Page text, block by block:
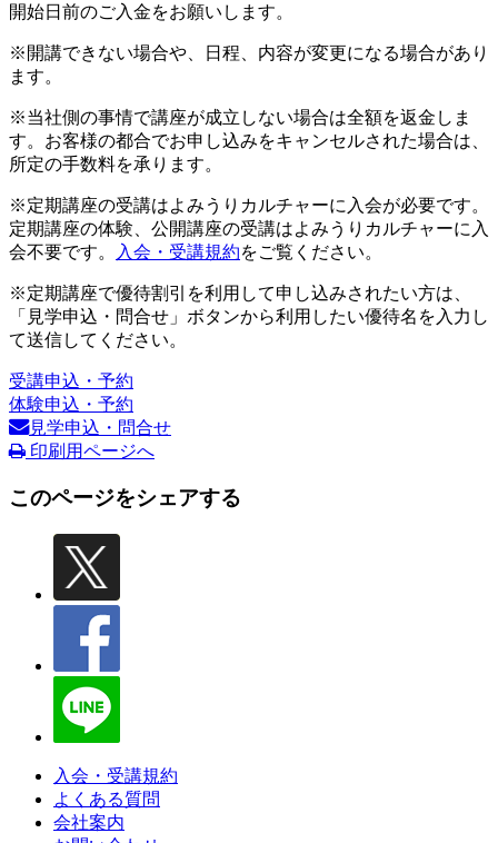
開始日前のご入金をお願いします。
※開講できない場合や、日程、内容が変更になる場合があり
ます。
※当社側の事情で講座が成立しない場合は全額を返金しま
す。お客様の都合でお申し込みをキャンセルされた場合は、
所定の手数料を承ります。
※定期講座の受講はよみうりカルチャーに入会が必要です。
定期講座の体験、公開講座の受講はよみうりカルチャーに入
会不要です。
入会・受講規約をご覧ください。
※定期講座で優待割引を利用して申し込みされたい方は、
「見学申込・問合せ」ボタンから利用したい優待名を入力し
て送信してください。
受講申込・予約
体験申込・予約
見学申込・問合せ
印刷用ページへ
このページをシェアする
入会・受講規約
よくある質問
会社案内